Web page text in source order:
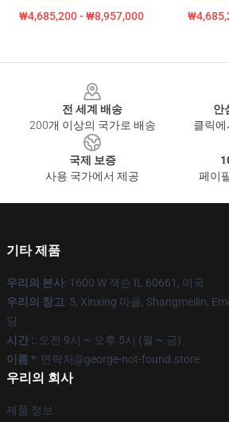
₩4,685,200 - ₩8,957,000
전 세계 배송
200개 이상의 국가로 배송
안
클릭
국제 보증
사용 국가에서 제공
페이
기타 제품
우리의 본사: 1600 W 잭슨 IL 60661, 미국
우리의 창고: 5, Xinxing 마을, Shangmeilin,
딩
시간 :: 오전 9시 ~ 오후 5시 (월 ~ 금)
이름 *: 연락처@george-not-found.store
우리의 회사
제품 정보